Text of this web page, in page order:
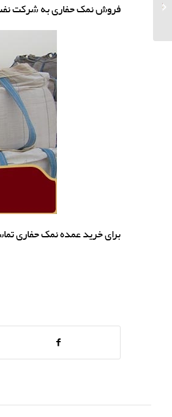
فروش نمک حفاری به شرکت
برای خرید عمده نمک حفاری
شده صنعتی